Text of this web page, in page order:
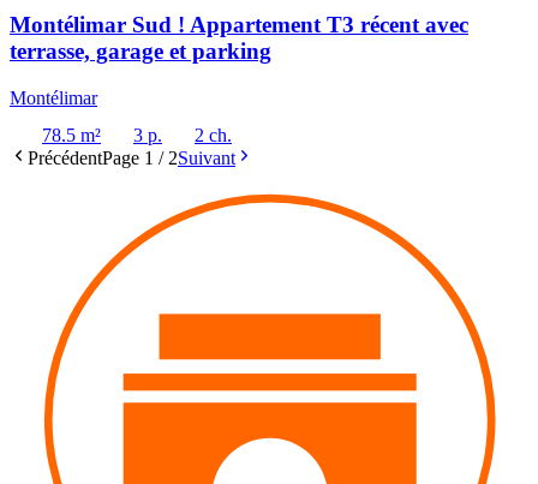
Montélimar Sud ! Appartement T3 récent avec
terrasse, garage et parking
Montélimar
78.5 m²
3 p.
2 ch.
PrécédentPage 1 / 2Suivant